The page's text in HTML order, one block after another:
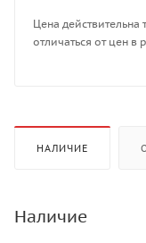
Цена действительна
отличаться от цен в
НАЛИЧИЕ
Наличие